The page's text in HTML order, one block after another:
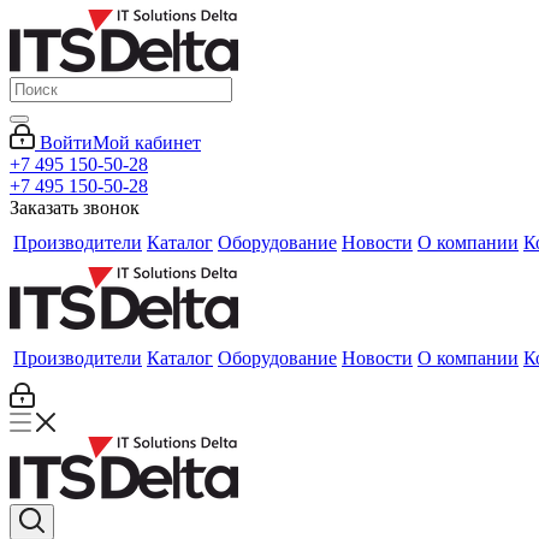
ВойтиМой кабинет
+7 495 150-50-28
+7 495 150-50-28
Заказать звонок
Производители Каталог Оборудование Новости О компании
Производители Каталог Оборудование Новости О компании